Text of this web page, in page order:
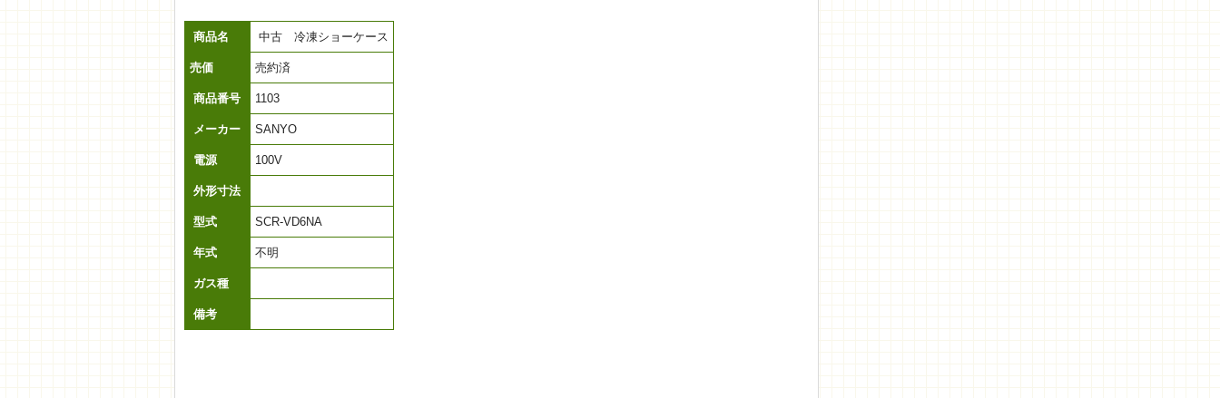
商品名 中古 冷凍ショーケース
売価 売約済
商品番号 1103
メーカー SANYO
電源 100V
外形寸法
型式 SCR-VD6NA
年式 不明
ガス種
備考